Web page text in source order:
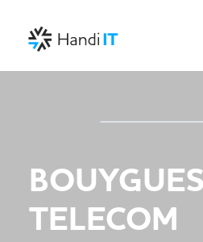
BOUYGUES
TELECOM